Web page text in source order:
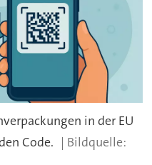
in der EU
Code.